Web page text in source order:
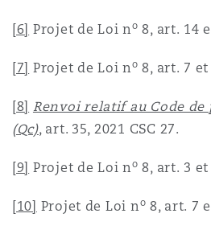
[6] Projet de Loi no 8, art. 14
[7] Projet de Loi no 8, art. 7
[8] Renvoi relatif au Code
(Qc), art. 35, 2021 CSC 27.
[9] Projet de Loi no 8, art. 3
[10] Projet de Loi no 8, art. 7